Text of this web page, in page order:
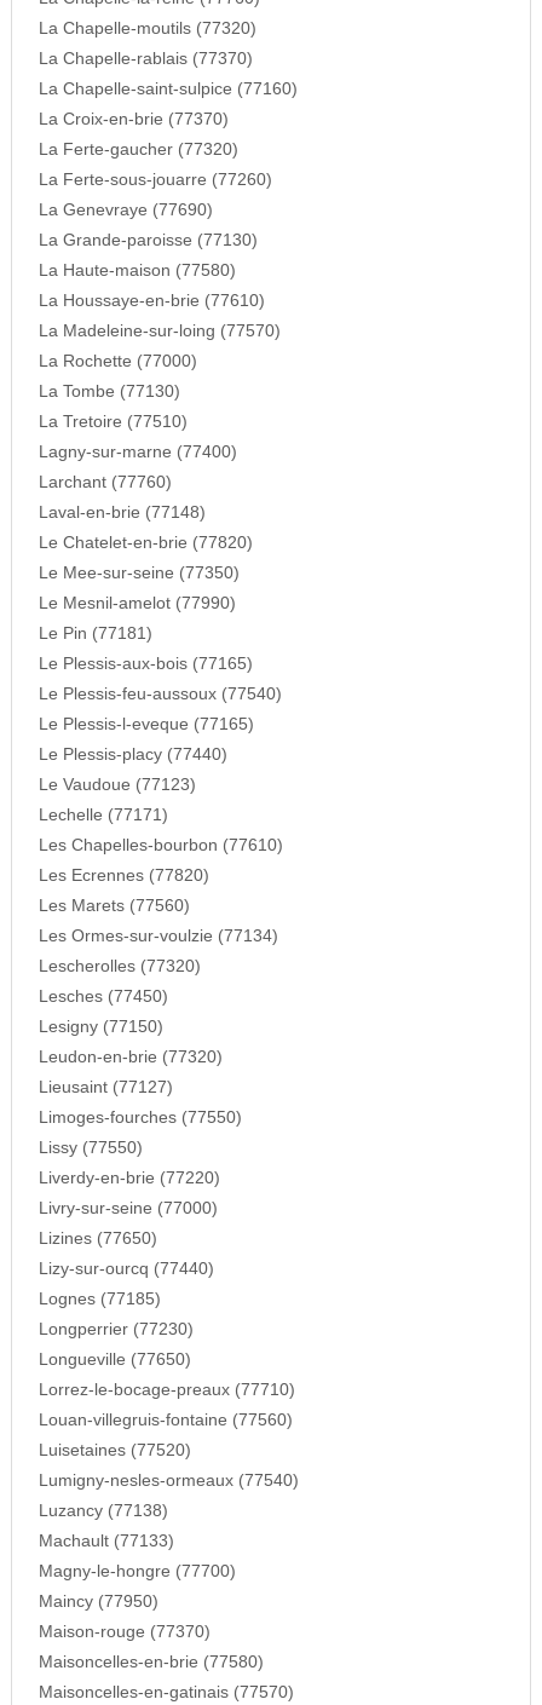
La Chapelle-moutils (77320)
La Chapelle-rablais (77370)
La Chapelle-saint-sulpice (77160)
La Croix-en-brie (77370)
La Ferte-gaucher (77320)
La Ferte-sous-jouarre (77260)
La Genevraye (77690)
La Grande-paroisse (77130)
La Haute-maison (77580)
La Houssaye-en-brie (77610)
La Madeleine-sur-loing (77570)
La Rochette (77000)
La Tombe (77130)
La Tretoire (77510)
Lagny-sur-marne (77400)
Larchant (77760)
Laval-en-brie (77148)
Le Chatelet-en-brie (77820)
Le Mee-sur-seine (77350)
Le Mesnil-amelot (77990)
Le Pin (77181)
Le Plessis-aux-bois (77165)
Le Plessis-feu-aussoux (77540)
Le Plessis-l-eveque (77165)
Le Plessis-placy (77440)
Le Vaudoue (77123)
Lechelle (77171)
Les Chapelles-bourbon (77610)
Les Ecrennes (77820)
Les Marets (77560)
Les Ormes-sur-voulzie (77134)
Lescherolles (77320)
Lesches (77450)
Lesigny (77150)
Leudon-en-brie (77320)
Lieusaint (77127)
Limoges-fourches (77550)
Lissy (77550)
Liverdy-en-brie (77220)
Livry-sur-seine (77000)
Lizines (77650)
Lizy-sur-ourcq (77440)
Lognes (77185)
Longperrier (77230)
Longueville (77650)
Lorrez-le-bocage-preaux (77710)
Louan-villegruis-fontaine (77560)
Luisetaines (77520)
Lumigny-nesles-ormeaux (77540)
Luzancy (77138)
Machault (77133)
Magny-le-hongre (77700)
Maincy (77950)
Maison-rouge (77370)
Maisoncelles-en-brie (77580)
Maisoncelles-en-gatinais (77570)